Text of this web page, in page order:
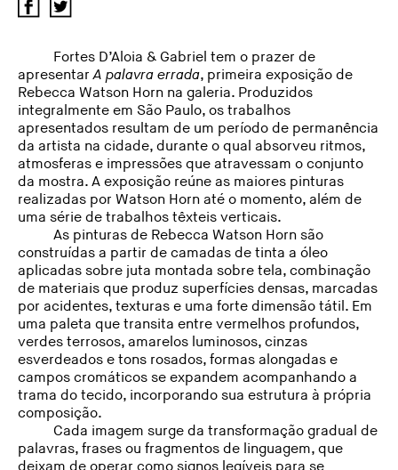
Fortes D’Aloia & Gabriel tem o prazer de
apresentarA palavra errada, primeira exposição de
Rebecca Watson Horn na galeria. Produzidos
integralmente em São Paulo, os trabalhos
apresentados resultam de um período de permanência
da artista na cidade, durante o qual absorveu ritmos,
atmosferas e impressões que atravessam o conjunto
da mostra. A exposição reúne as maiores pinturas
realizadas por Watson Horn até o momento, além de
uma série de trabalhos têxteis verticais.
As pinturas de Rebecca Watson Horn são
construídas a partir de camadas de tinta a óleo
aplicadas sobre juta montada sobre tela, combinação
de materiais que produz superfícies densas, marcadas
por acidentes, texturas e uma forte dimensão tátil. Em
uma paleta que transita entre vermelhos profundos,
verdes terrosos, amarelos luminosos, cinzas
esverdeados e tons rosados, formas alongadas e
campos cromáticos se expandem acompanhando a
trama do tecido, incorporando sua estrutura à própria
composição.
Cada imagem surge da transformação gradual de
palavras, frases ou fragmentos de linguagem, que
deixam de operar como signos legíveis para se